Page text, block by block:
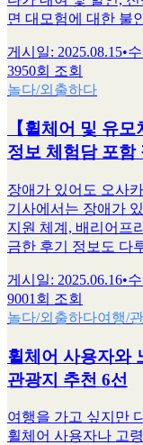
면 대모험에 대한 불
게시일: 2025.08.15•
3950회 조회
놀다/외출하다
【휠체어 및 유
정보 체험담 포함
장애가 있어도 오사
기사에서는 장애가
지원 체계, 배리어프
금한 후기 정보도 다
게시일: 2025.06.16•
9001회 조회
놀다/외출하다여행/
휠체어 사용자와
관광지 추천 6선
여행을 가고 싶지만
휠체어 사용자나 고